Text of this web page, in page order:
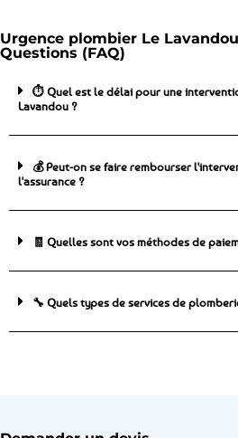
Urgence plombier Le
Questions (FAQ)
⏱️ Quel est le délai pour une
Lavandou ?
💰 Peut-on se faire rembourser
l'assurance ?
🧾 Quelles sont vos méthodes de
🔧 Quels types de services de